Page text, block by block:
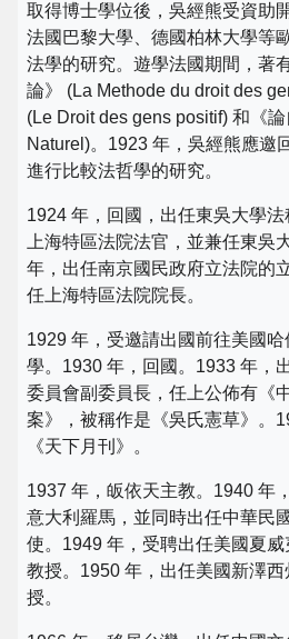
取得博士學位後，吳經熊受資助
法國巴黎大學、德國柏林大學等
法學的研究。遊學法國期間，著
論》 (La Methode du droit des
(Le Droit des gens positif) 和《
Naturel)。1923 年，吳經熊應邀
進行比較法哲學的研究。
1924 年，回國，出任東吳大學
上海特區法院法官，並兼任東吳
年，出任南京國民政府立法院的
任上海特區法院院長。
1929 年，受邀請出國前往美國
學。1930 年，回國。1933 年，
委員會副委員長，任上公佈有《
案》，被稱作是《吳氏憲草》。
《天下月刊》。
1937 年，皈依天主教。1940 年
意大利羅馬，並同時出任中華民
使。1949 年，受聘出任美國夏
教授。1950 年，出任美國新澤
授。